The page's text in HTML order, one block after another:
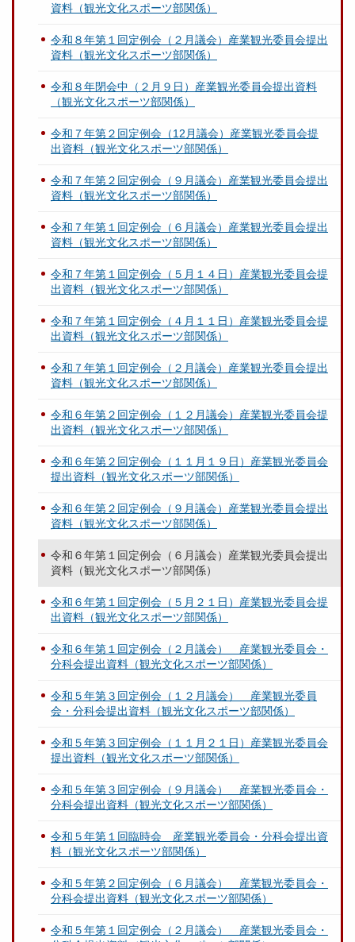
資料（観光文化スポーツ部関係）
令和８年第１回定例会（２月議会）産業観光委員会提出
資料（観光文化スポーツ部関係）
令和８年閉会中（２月９日）産業観光委員会提出資料
（観光文化スポーツ部関係）
令和７年第２回定例会（12月議会）産業観光委員会提
出資料（観光文化スポーツ部関係）
令和７年第２回定例会（９月議会）産業観光委員会提出
資料（観光文化スポーツ部関係）
令和７年第１回定例会（６月議会）産業観光委員会提出
資料（観光文化スポーツ部関係）
令和７年第１回定例会（５月１４日）産業観光委員会提
出資料（観光文化スポーツ部関係）
令和７年第１回定例会（４月１１日）産業観光委員会提
出資料（観光文化スポーツ部関係）
令和７年第１回定例会（２月議会）産業観光委員会提出
資料（観光文化スポーツ部関係）
令和６年第２回定例会（１２月議会）産業観光委員会提
出資料（観光文化スポーツ部関係）
令和６年第２回定例会（１１月１９日）産業観光委員会
提出資料（観光文化スポーツ部関係）
令和６年第２回定例会（９月議会）産業観光委員会提出
資料（観光文化スポーツ部関係）
令和６年第１回定例会（６月議会）産業観光委員会提出
資料（観光文化スポーツ部関係）
令和６年第１回定例会（５月２１日）産業観光委員会提
出資料（観光文化スポーツ部関係）
令和６年第１回定例会（２月議会） 産業観光委員会・
分科会提出資料（観光文化スポーツ部関係）
令和５年第３回定例会（１２月議会） 産業観光委員
会・分科会提出資料（観光文化スポーツ部関係）
令和５年第３回定例会（１１月２１日）産業観光委員会
提出資料（観光文化スポーツ部関係）
令和５年第３回定例会（９月議会） 産業観光委員会・
分科会提出資料（観光文化スポーツ部関係）
令和５年第１回臨時会 産業観光委員会・分科会提出資
料（観光文化スポーツ部関係）
令和５年第２回定例会（６月議会） 産業観光委員会・
分科会提出資料（観光文化スポーツ部関係）
令和５年第１回定例会（２月議会） 産業観光委員会・